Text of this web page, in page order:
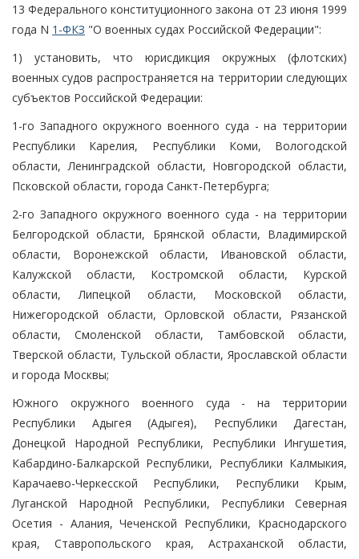
13 Федерального конституционного закона от 23 июня 1999
года N 1-ФКЗ "О военных судах Российской Федерации":
1) установить, что юрисдикция окружных (флотских)
военных судов распространяется на территории следующих
субъектов Российской Федерации:
1-го Западного окружного военного суда - на территории
Республики Карелия, Республики Коми, Вологодской
области, Ленинградской области, Новгородской области,
Псковской области, города Санкт-Петербурга;
2-го Западного окружного военного суда - на территории
Белгородской области, Брянской области, Владимирской
области, Воронежской области, Ивановской области,
Калужской области, Костромской области, Курской
области, Липецкой области, Московской области,
Нижегородской области, Орловской области, Рязанской
области, Смоленской области, Тамбовской области,
Тверской области, Тульской области, Ярославской области
и города Москвы;
Южного окружного военного суда - на территории
Республики Адыгея (Адыгея), Республики Дагестан,
Донецкой Народной Республики, Республики Ингушетия,
Кабардино-Балкарской Республики, Республики Калмыкия,
Карачаево-Черкесской Республики, Республики Крым,
Луганской Народной Республики, Республики Северная
Осетия - Алания, Чеченской Республики, Краснодарского
края, Ставропольского края, Астраханской области,